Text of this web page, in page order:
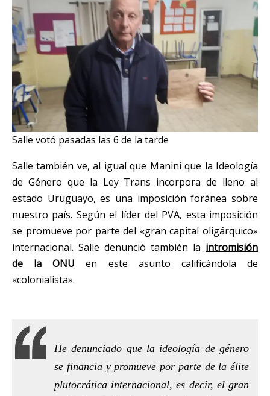
Salle votó pasadas las 6 de la tarde
Salle también ve, al igual que Manini que la Ideología
de Género que la Ley Trans incorpora de lleno al
estado Uruguayo, es una imposición foránea sobre
nuestro país. Según el líder del PVA, esta imposición
se promueve por parte del «gran capital oligárquico»
internacional. Salle denunció también la intromisión
de la ONU en este asunto calificándola de
«colonialista».
He denunciado que la ideología de género
se financia y promueve por parte de la élite
plutocrática internacional, es decir, el gran